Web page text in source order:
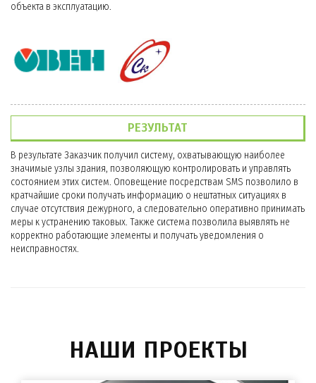
объекта в эксплуатацию.
РЕЗУЛЬТАТ
В результате Заказчик получил систему, охватывающую наиболее
значимые узлы здания, позволяющую контролировать и управлять
состоянием этих систем. Оповещение посредствам SMS позволило в
кратчайшие сроки получать информацию о нештатных ситуациях в
случае отсутствия дежурного, а следовательно оперативно принимать
меры к устранению таковых. Также система позволила выявлять не
корректно работающие элементы и получать уведомления о
неисправностях.
НАШИ ПРОЕКТЫ